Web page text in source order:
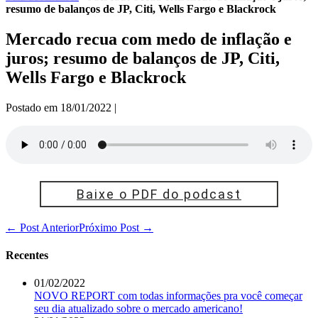
resumo de balanços de JP, Citi, Wells Fargo e Blackrock
Mercado recua com medo de inflação e
juros; resumo de balanços de JP, Citi,
Wells Fargo e Blackrock
Postado em 18/01/2022 |
Baixe o PDF do podcast
Navegação
post
← Post AnteriorPróximo Post →
Recentes
01/02/2022
NOVO REPORT com todas informações pra você começar
seu dia atualizado sobre o mercado americano!